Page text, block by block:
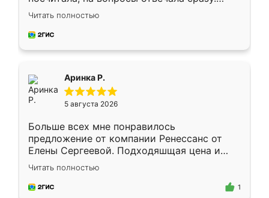
Замерщик приехал в субботу, подошёл к
делу со всей ответственностью. Собрали
за день, ребята работали аккуратно, даже
Читать полностью
Аринка Р.
5 августа 2026
Больше всех мне понравилось
предложение от компании Ренессанс от
Елены Сергеевой. Подходяшщая цена и
короткие сроки изготовления. Приехавший
для замера сотрудник Владислав
предложил по моему эскизу самый
Читать полностью
1